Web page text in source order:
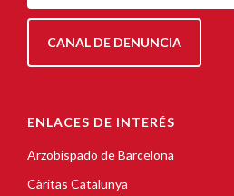
CANAL DE DENUNCIA
ENLACES DE INTERÉS
Arzobispado de Barcelona
Càritas Catalunya